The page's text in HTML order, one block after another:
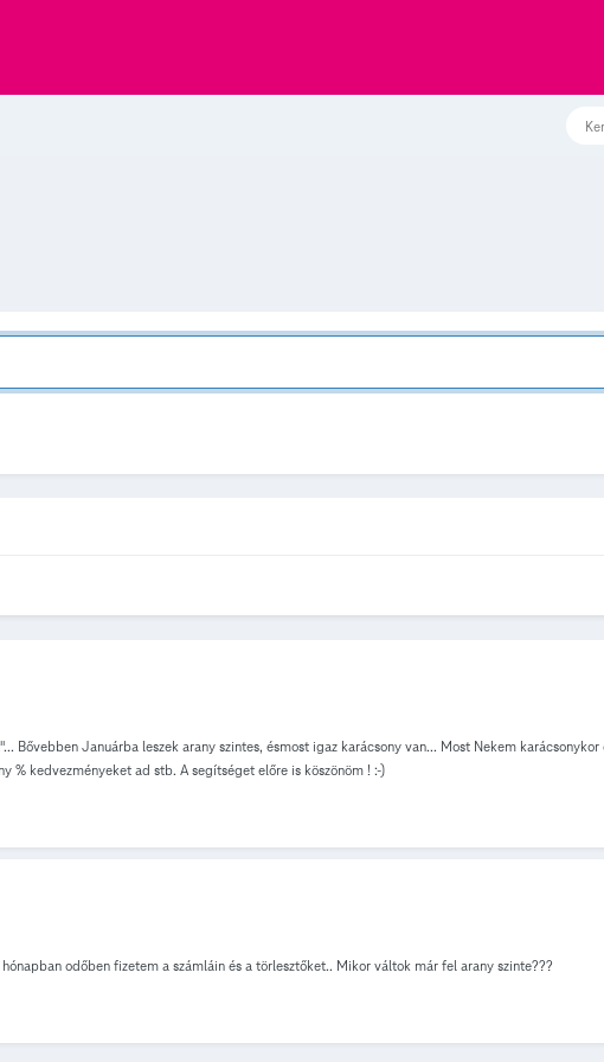
Bővebben Januárba leszek arany szintes, ésmost igaz karácsony van... Most Nekem
% kedvezményeket ad stb. A segítséget előre is köszönöm ! :-)
odőben fizetem a számláin és a törlesztőket.. Mikor váltok már fel arany szinte???